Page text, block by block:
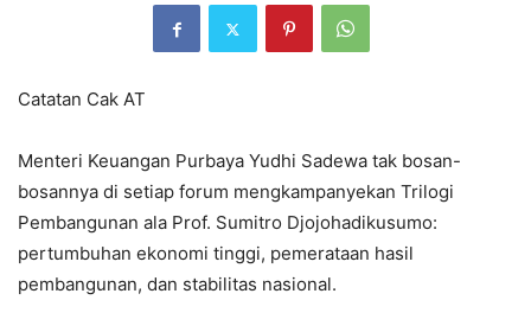
Catatan Cak AT
Menteri Keuangan Purbaya Yudhi Sadewa tak bosan-
bosannya di setiap forum mengkampanyekan Trilogi
Pembangunan ala Prof. Sumitro Djojohadikusumo:
pertumbuhan ekonomi tinggi, pemerataan hasil
pembangunan, dan stabilitas nasional.